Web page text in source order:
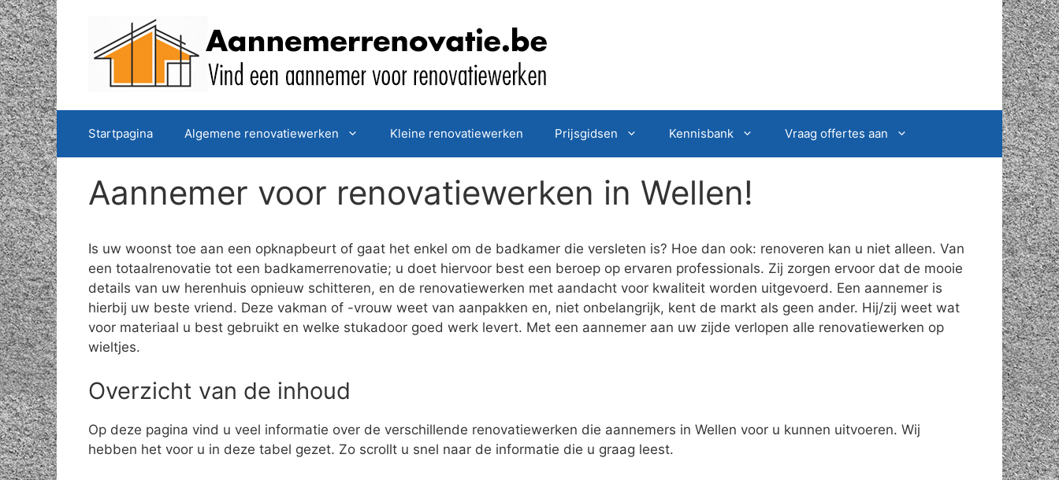
Spring
naar
de
inhoud
Startpagina Algemene renovatiewerken Kleine renovatiewerken Prijsgidsen Kennisbank Vraag offertes aan
Aannemer voor renovatiewerken in Wellen!
Is uw woonst toe aan een opknapbeurt of gaat het enkel om de badkamer die versleten is? Hoe dan ook: renoveren kan u niet alleen. Van
een totaalrenovatie tot een badkamerrenovatie; u doet hiervoor best een beroep op ervaren professionals. Zij zorgen ervoor dat de mooie
details van uw herenhuis opnieuw schitteren, en de renovatiewerken met aandacht voor kwaliteit worden uitgevoerd. Een aannemer is
hierbij uw beste vriend. Deze vakman of -vrouw weet van aanpakken en, niet onbelangrijk, kent de markt als geen ander. Hij/zij weet wat
voor materiaal u best gebruikt en welke stukadoor goed werk levert. Met een aannemer aan uw zijde verlopen alle renovatiewerken op
wieltjes.
Overzicht van de inhoud
Op deze pagina vind u veel informatie over de verschillende renovatiewerken die aannemers in Wellen voor u kunnen uitvoeren. Wij
hebben het voor u in deze tabel gezet. Zo scrollt u snel naar de informatie die u graag leest.